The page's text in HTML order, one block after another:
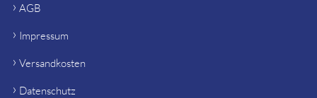
AGB
Impressum
Versandkosten
Datenschutz